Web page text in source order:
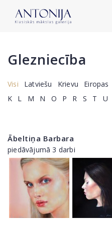
Glezniecība
Visi Latviešu Krievu Eiropas
K
L M N O P R S T U
Ābeltiņa Barbara
piedāvājumā 3 darbi